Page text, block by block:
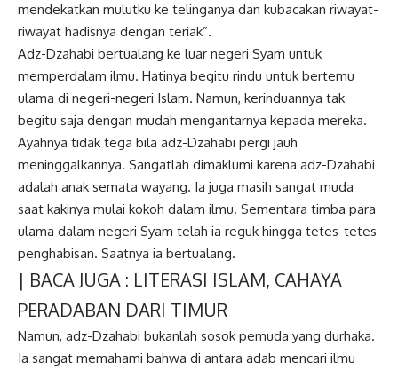
mendekatkan mulutku ke telinganya dan kubacakan riwayat-
riwayat hadisnya dengan teriak”.
Adz-Dzahabi bertualang ke luar negeri Syam untuk
memperdalam ilmu. Hatinya begitu rindu untuk bertemu
ulama di negeri-negeri Islam. Namun, kerinduannya tak
begitu saja dengan mudah mengantarnya kepada mereka.
Ayahnya tidak tega bila adz-Dzahabi pergi jauh
meninggalkannya. Sangatlah dimaklumi karena adz-Dzahabi
adalah anak semata wayang. Ia juga masih sangat muda
saat kakinya mulai kokoh dalam ilmu. Sementara timba para
ulama dalam negeri Syam telah ia reguk hingga tetes-tetes
penghabisan. Saatnya ia bertualang.
| BACA JUGA : LITERASI ISLAM, CAHAYA
PERADABAN DARI TIMUR
Namun, adz-Dzahabi bukanlah sosok pemuda yang durhaka.
Ia sangat memahami bahwa di antara adab mencari ilmu